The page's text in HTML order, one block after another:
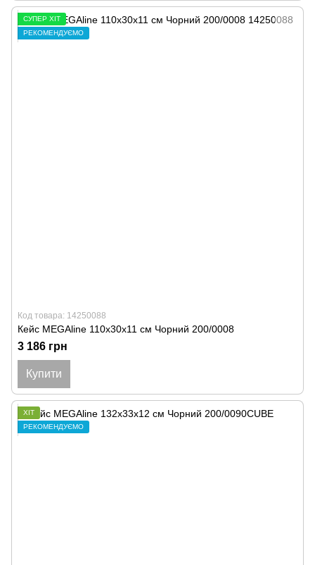
СУПЕР ХІТ
РЕКОМЕНДУЄМО
Код товара: 14250088
Кейс MEGAline 110х30х11 см Чорний 200/0008
3 186 грн
Купити
ХІТ
РЕКОМЕНДУЄМО